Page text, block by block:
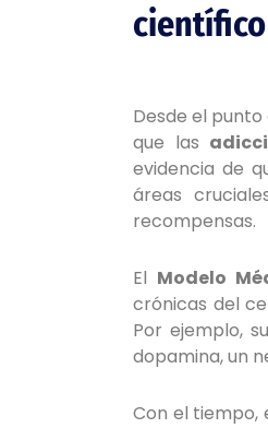
científico
Desde el
que las
evidencia de
áreas
recompensas.
El Modelo
crónicas del
Por ejemplo,
dopamina, un
Con el tiempo,